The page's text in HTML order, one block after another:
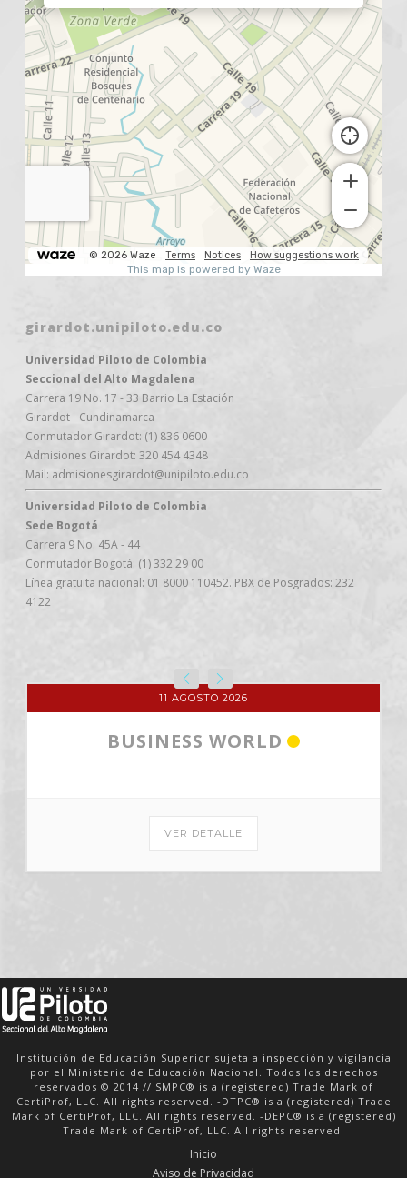
girardot.unipiloto.edu.co
Universidad Piloto de Colombia
Seccional del Alto Magdalena
Carrera 19 No. 17 - 33 Barrio La Estación
Girardot - Cundinamarca
Conmutador Girardot: (1) 836 0600
Admisiones Girardot: 320 454 4348
Mail: admisionesgirardot@unipiloto.edu.co
Universidad Piloto de Colombia
Sede Bogotá
Carrera 9 No. 45A - 44
Conmutador Bogotá: (1) 332 29 00
Línea gratuita nacional: 01 8000 110452. PBX de Posgrados: 232
4122
11 AGOSTO 2026
BUSINESS WORLD
VER DETALLE
Institución de Educación Superior sujeta a inspección y vigilancia
por el Ministerio de Educación Nacional. Todos los derechos
reservados © 2014 // SMPC® is a (registered) Trade Mark of
CertiProf, LLC. All rights reserved. -DTPC® is a (registered) Trade
Mark of CertiProf, LLC. All rights reserved. -DEPC® is a (registered)
Trade Mark of CertiProf, LLC. All rights reserved.
Inicio
Aviso de Privacidad